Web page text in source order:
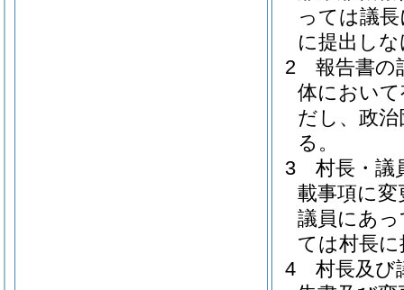
っては議
に提出し
2
報告書の
体におい
だし、政
る。
3
村長・議
載事項に
議員にあ
ては村長
4
村長及び